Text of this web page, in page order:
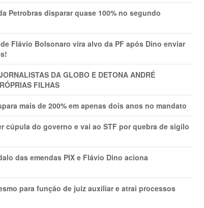
Petrobras disparar quase 100% no segundo
de Flávio Bolsonaro vira alvo da PF após Dino enviar
DA GLOBO E DETONA ANDRÉ
FILHAS
mais de 200% em apenas dois anos no mandato
cúpula do governo e vai ao STF por quebra de sigilo
das emendas PIX e Flávio Dino aciona
para função de juiz auxiliar e atrai processos